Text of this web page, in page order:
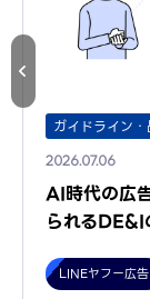
ガイドライン
2026.07.06
AI時代の広
られるDE&I
LINEヤフー広告